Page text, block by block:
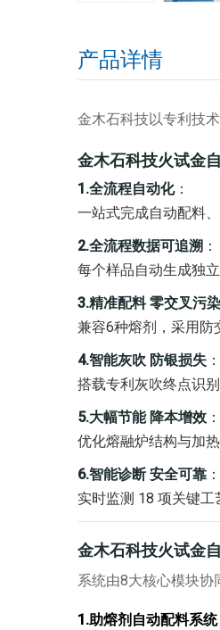
产品详情
金木石科技以专利技
金木石科技火试金
1.全流程自动化：
一站式完成自动配料
2.全流程数据可追溯 ：
每个样品自动生成独
3.精准配料 零交叉污染
兼容6种熔剂，采用防
4.智能灰吹 防银损失 ：
搭载专利灰吹终点识
5.大幅节能 降本增效 ：
优化熔融炉结构与加
6.智能诊断 安全可靠 ：
实时监测 18 项关键工
金木石科技火试金
系统由8大核心模块协
1.助熔剂自动配料系统